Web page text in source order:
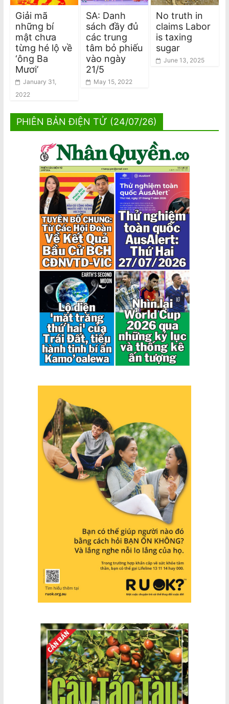
Giải mã
những bí
mật chưa
từng hé lộ về
‘ông Ba
Mươi’
January 31,
2022
SA: Danh
sách đầy đủ
các trung
tâm bỏ phiếu
vào ngày
21/5
May 15, 2022
No truth in
claims Labor
is taxing
sugar
June 13, 2025
PHIÊN BẢN ĐIỆN TỬ (24/07/26)